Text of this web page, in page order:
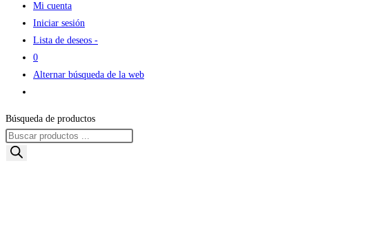
Mi cuenta
Iniciar sesión
Lista de deseos -
0
Alternar búsqueda de la web
Búsqueda de productos